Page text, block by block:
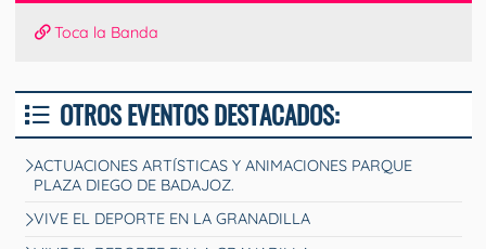
Toca la Banda
OTROS EVENTOS DESTACADOS:
ACTUACIONES ARTÍSTICAS Y ANIMACIONES PARQUE
PLAZA DIEGO DE BADAJOZ.
VIVE EL DEPORTE EN LA GRANADILLA